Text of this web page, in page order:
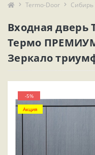
Termo-Door
Входная дверь
Термо
Зеркало
-5%
Акция